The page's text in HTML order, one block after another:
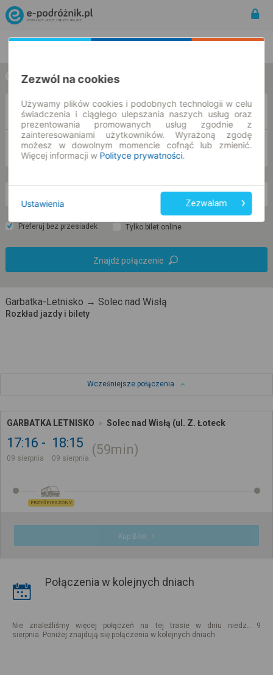
w jedną stronę w obie strony
Z
DO
Preferuj bez przesiadek Tylko bilet online
Znajdź połączenie
Garbatka-Letnisko → Solec nad Wisłą
Rozkład jazdy i bilety
Wcześniejsze połączenia
GARBATKA LETNISKO Solec nad Wisłą (ul. Z. Łoteck
17:16
09 sierpnia
18:15
09 sierpnia
59min
PRZYŚPIESZONY
Kup Bilet
Połączenia w kolejnych dniach
Nie znaleźliśmy więcej połączeń na tej trasie w dniu niedz.. 9
sierpnia. Poniżej znajdują się połączenia w kolejnych dniach
Zezwól na cookies
Używamy plików cookies i podobnych technologii w celu
świadczenia i ciągłego ulepszania naszych usług oraz
prezentowania promowanych usług zgodnie z
zainteresowaniami użytkowników. Wyrażoną zgodę
możesz w dowolnym momencie cofnąć lub zmienić.
Więcej informacji w Polityce prywatności.
Ustawienia Zezwalam